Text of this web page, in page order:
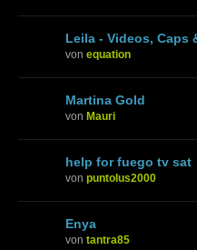
Leila - Videos, Caps
von equation
Martina Gold
von Mauri
help for fuego tv sat
von puntolus2000
Enya
von tantra85